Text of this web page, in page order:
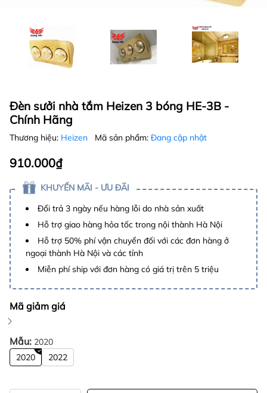
Đèn sưởi nhà tắm Heizen 3 bóng HE-3B -
Chính Hãng
Thương hiệu: Heizen Mã sản phẩm: Đang cập nhật
910.000₫
KHUYẾN MÃI - ƯU ĐÃI
Đổi trả 3 ngày nếu hàng lỗi do nhà sản xuất
Hỗ trợ giao hàng hỏa tốc trong nội thành Hà Nội
Hỗ trợ 50% phí vận chuyển đối với các đơn hàng ở
ngoại thành Hà Nội và các tỉnh
Miễn phí ship với đơn hàng có giá trị trên 5 triệu
Mã giảm giá
Mẫu: 2020
2020
2022